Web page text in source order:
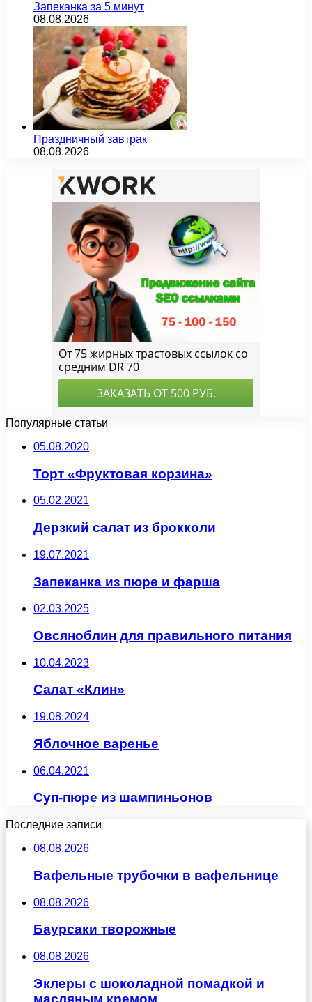
Запеканка за 5 минут
08.08.2026
Праздничный завтрак
08.08.2026
Популярные статьи
05.08.2020
Торт «Фруктовая корзина»
05.02.2021
Дерзкий салат из брокколи
19.07.2021
Запеканка из пюре и фарша
02.03.2025
Овсяноблин для правильного питания
10.04.2023
Салат «Клин»
19.08.2024
Яблочное варенье
06.04.2021
Суп-пюре из шампиньонов
Последние записи
08.08.2026
Вафельные трубочки в вафельнице
08.08.2026
Баурсаки творожные
08.08.2026
Эклеры с шоколадной помадкой и
масляным кремом